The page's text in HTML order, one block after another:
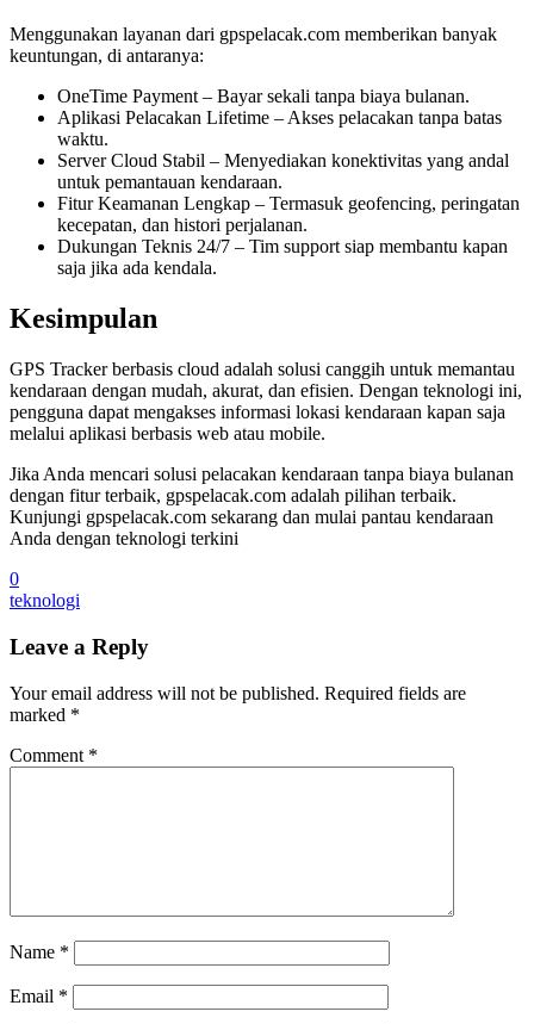
Menggunakan layanan dari gpspelacak.com memberikan banyak
keuntungan, di antaranya:
OneTime Payment – Bayar sekali tanpa biaya bulanan.
Aplikasi Pelacakan Lifetime – Akses pelacakan tanpa batas
waktu.
Server Cloud Stabil – Menyediakan konektivitas yang andal
untuk pemantauan kendaraan.
Fitur Keamanan Lengkap – Termasuk geofencing, peringatan
kecepatan, dan histori perjalanan.
Dukungan Teknis 24/7 – Tim support siap membantu kapan
saja jika ada kendala.
Kesimpulan
GPS Tracker berbasis cloud adalah solusi canggih untuk memantau
kendaraan dengan mudah, akurat, dan efisien. Dengan teknologi ini,
pengguna dapat mengakses informasi lokasi kendaraan kapan saja
melalui aplikasi berbasis web atau mobile.
Jika Anda mencari solusi pelacakan kendaraan tanpa biaya bulanan
dengan fitur terbaik, gpspelacak.com adalah pilihan terbaik.
Kunjungi gpspelacak.com sekarang dan mulai pantau kendaraan
Anda dengan teknologi terkini
0
teknologi
Leave a Reply
Your email address will not be published. Required fields are
marked *
Comment *
Name *
Email *